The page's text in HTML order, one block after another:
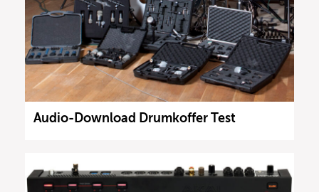
Audio-Download Drumkoffer Test